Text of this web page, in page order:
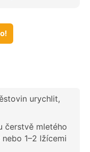
urychlit,
čerstvě mletého
1–2 lžícemi